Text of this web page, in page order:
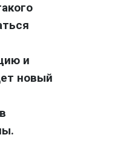
и
новый